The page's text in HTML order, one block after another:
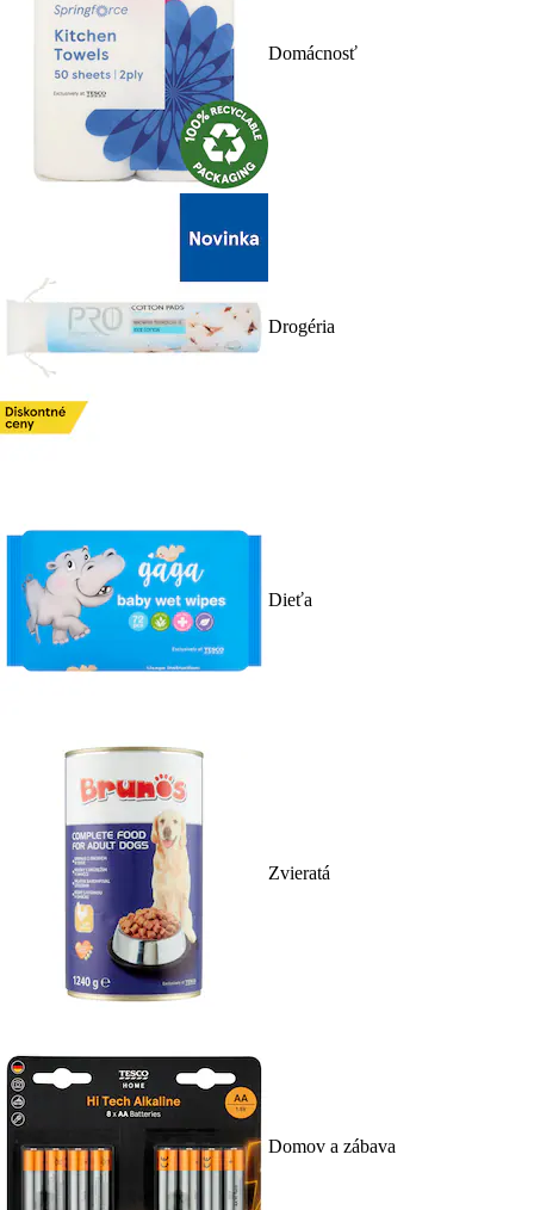
Domácnosť
Drogéria
Dieťa
Zvieratá
Domov a zábava